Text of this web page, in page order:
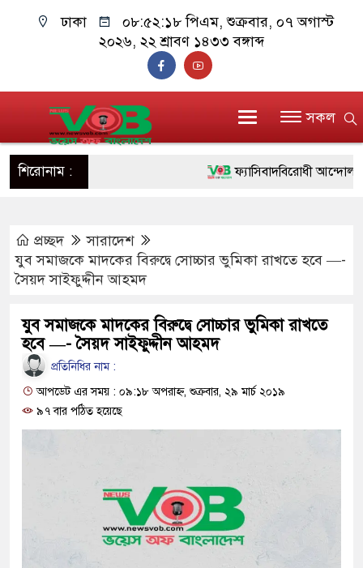
ঢাকা ০৮:৫২:১৮ পিএম, শুক্রবার, ০৭ অগাস্ট
২০২৬, ২২ শ্রাবণ ১৪৩৩ বঙ্গাব্দ
সকল
শিরোনাম : ফ্যাসিবাদবিরোধী আন্দোলনে
সিল-স্বাক্ষর জালিয়াতি চক্রের
জনগণ পরিবর্তন চেয়েছে
২৮ লাখ টাকার জাল নোটসহ
থানা পুলিশ
যেকোনো সময় বেনজীরের
প্রচ্ছদ
সারাদেশ
যুব সমাজকে মাদকের বিরুদ্বে সোচ্চার ভুমিকা রাখতে হবে —-
সৈয়দ সাইফুদ্দীন আহমদ
যুব সমাজকে মাদকের বিরুদ্বে সোচ্চার ভুমিকা রাখতে
হবে —- সৈয়দ সাইফুদ্দীন আহমদ
প্রতিনিধির নাম :
আপডেট এর সময় : ০৯:১৮ অপরাহ্ন, শুক্রবার, ২৯ মার্চ ২০১৯
৯৭ বার পঠিত হয়েছে